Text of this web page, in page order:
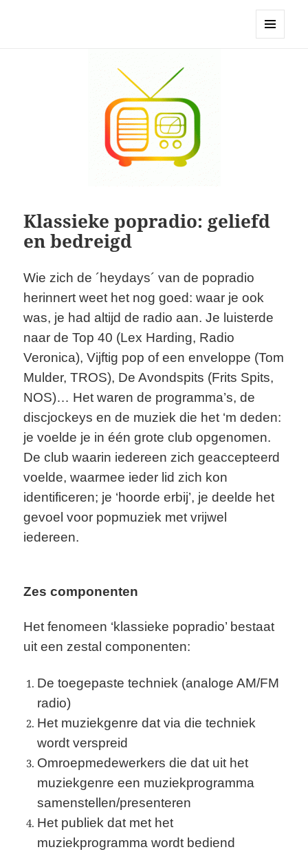
Klassieke popradio: geliefd
en bedreigd
Wie zich de ´heydays´ van de popradio
herinnert weet het nog goed: waar je ook
was, je had altijd de radio aan. Je luisterde
naar de Top 40 (Lex Harding, Radio
Veronica), Vijftig pop of een enveloppe (Tom
Mulder, TROS), De Avondspits (Frits Spits,
NOS)… Het waren de programma’s, de
discjockeys en de muziek die het ‘m deden:
je voelde je in één grote club opgenomen.
De club waarin iedereen zich geaccepteerd
voelde, waarmee ieder lid zich kon
identificeren; je ‘hoorde erbij’, je deelde het
gevoel voor popmuziek met vrijwel
iedereen.
Zes componenten
Het fenomeen ‘klassieke popradio’ bestaat
uit een zestal componenten:
De toegepaste techniek (analoge AM/FM
radio)
Het muziekgenre dat via die techniek
wordt verspreid
Omroepmedewerkers die dat uit het
muziekgenre een muziekprogramma
samenstellen/presenteren
Het publiek dat met het
muziekprogramma wordt bediend